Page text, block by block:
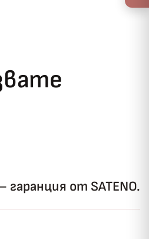
от SATENO.